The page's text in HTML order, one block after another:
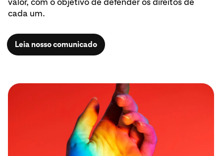
cada um.
Leia nosso comunicado